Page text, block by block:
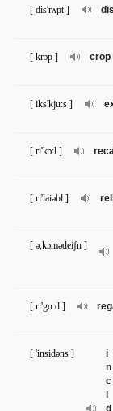
[ dis'rʌpt ]
crop
[ krɔp ]
[ iks'kju:s ]
[ ri'kɔ:l ]
[ ri'laiəbl ]
[ ə,kɔmədeiʃn ]
[ ri'gɑ:d ]
i
n
c
i
d
[ 'insidəns ]